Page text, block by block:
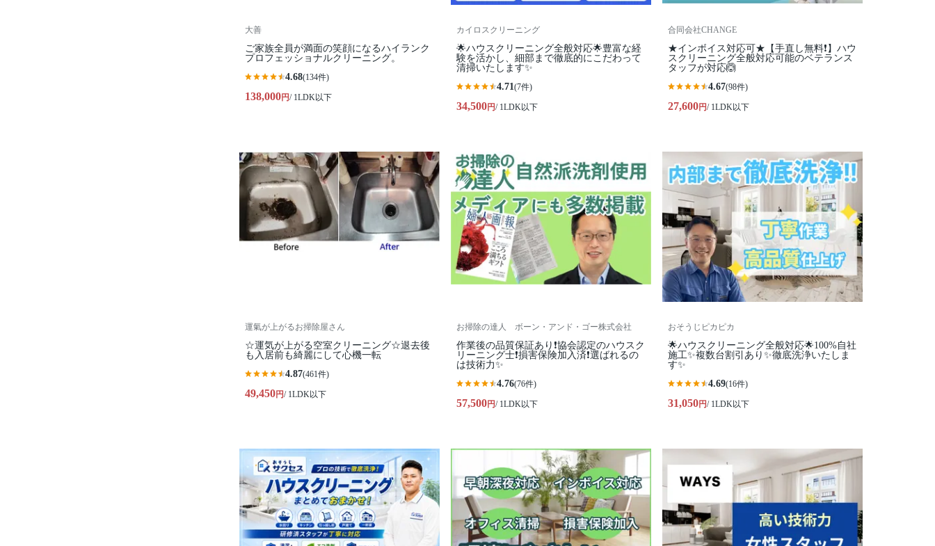
大善
ご家族全員が満面の笑顔になるハイランク
プロフェッショナルクリーニング。
4.68(134件)
138,000円/ 1LDK以下
カイロスクリーニング
🌟ハウスクリーニング全般対応🌟豊富な経
験を活かし、細部まで徹底的にこだわって
清掃いたします✨
4.71(7件)
34,500円/ 1LDK以下
合同会社CHANGE
★インボイス対応可★【手直し無料❗️】ハウ
スクリーニング全般対応可能のベテランス
タッフが対応🙆
4.67(98件)
27,600円/ 1LDK以下
運氣が上がるお掃除屋さん
☆運気が上がる空室クリーニング☆退去後
も入居前も綺麗にして心機一転
4.87(461件)
49,450円/ 1LDK以下
お掃除の達人 ボーン・アンド・ゴー株式会社
作業後の品質保証あり❗️協会認定のハウスク
リーニング士❗️損害保険加入済❗️選ばれるの
は技術力✨
4.76(76件)
57,500円/ 1LDK以下
おそうじピカピカ
🌟ハウスクリーニング全般対応🌟100%自社
施工✨複数台割引あり✨徹底洗浄いたしま
す✨
4.69(16件)
31,050円/ 1LDK以下